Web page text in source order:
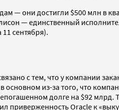
— они достигли $500 млн в
— единственный
сентября).
с тем, что у компании
из-за того, что
долге на $92
Oracle к